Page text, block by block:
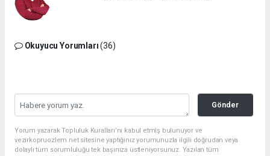
Okuyucu Yorumları(36)
Gönder
Yorum yazarak Topluluk Kuralları’nı kabul etmiş bulunuyor ve
vezirkopruozlem.net sitesine yaptığınız yorumunuzla ilgili doğrudan veya
dolaylı tüm sorumluluğu tek başınıza üstleniyorsunuz. Yazılan tüm